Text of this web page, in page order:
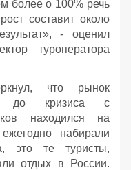
более о 100% речь
составит около
- оценил
туроператора
что рынок
и до кризиса с
находился на
набирали
это те туристы,
отдых в России.